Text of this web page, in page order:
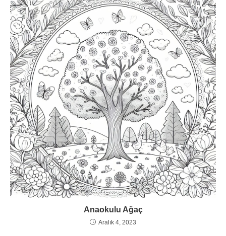
Anaokulu Ağaç
Aralık 4, 2023